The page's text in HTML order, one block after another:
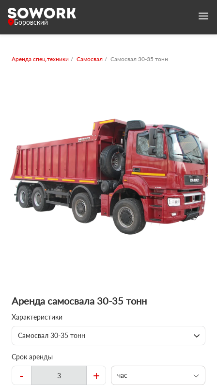
Боровский
Аренда спец.техники Самосвал Самосвал 30-35 тонн
Аренда самосвала 30-35 тонн
Характеристики
Самосвал 30-35 тонн
Срок аренды
- + час